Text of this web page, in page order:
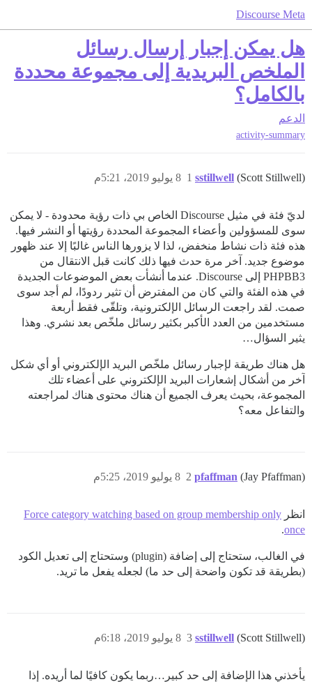
Discourse Meta
هل يمكن إجبار إرسال رسائل
الملخص البريدية إلى مجموعة محددة
بالكامل؟
الدعم
activity-summary
sstillwell (Scott Stillwell) 8 يوليو 2019، 5:21م 1
لديّ فئة في مثيل Discourse الخاص بي ذات رؤية محدودة - لا يمكن
سوى للمسؤولين وأعضاء المجموعة المحددة رؤيتها أو النشر فيها.
هذه فئة ذات نشاط منخفض، لذا لا يزورها الناس غالبًا إلا عند ظهور
موضوع جديد. آخر مرة حدث فيها ذلك كانت قبل الانتقال من
PHPBB3 إلى Discourse. عندما أنشأت بعض الموضوعات الجديدة
في هذه الفئة والتي كان من المفترض أن تثير ردودًا، لم أجد سوى
صمت. لقد راجعت الرسائل الإلكترونية، وتلقّى فقط أربعة
مستخدمين من العدد الأكبر بكثير رسائل ملخّص بعد نشري. وهذا
يثير السؤال…
هل هناك طريقة لإجبار رسائل ملخّص البريد الإلكتروني أو أي شكل
آخر من أشكال إشعارات البريد الإلكتروني على أعضاء تلك
المجموعة، بحيث يعرف الجميع أن هناك محتوى هناك لمراجعته
والتفاعل معه؟
pfaffman (Jay Pfaffman) 8 يوليو 2019، 5:25م 2
انظر Force category watching based on group membership only
once
.
في الغالب، ستحتاج إلى إضافة (plugin) وستحتاج إلى تعديل الكود
(بطريقة قد تكون واضحة إلى حد ما) لجعله يفعل ما تريد.
sstillwell (Scott Stillwell) 8 يوليو 2019، 6:18م 3
يأخذني هذا الإضافة إلى حد كبير…ربما يكون كافيًا لما أريده. إذا